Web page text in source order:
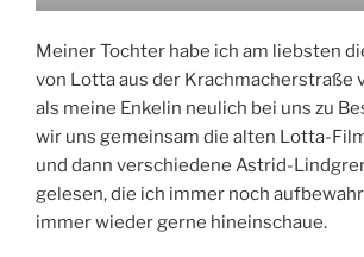
Meiner Tochter habe ich am liebsten
von Lotta aus der Krachmacherstraße
als meine Enkelin neulich bei uns zu
wir uns gemeinsam die alten Lotta-
und dann verschiedene Astrid-
gelesen, die ich immer noch
immer wieder gerne hineinschaue.